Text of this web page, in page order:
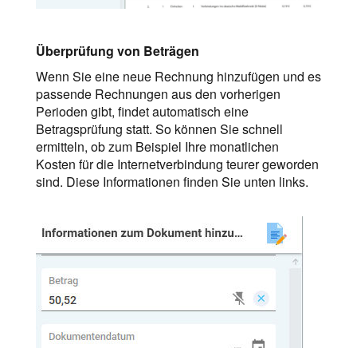
Überprüfung von Beträgen
Wenn Sie eine neue Rechnung hinzufügen und es
passende Rechnungen aus den vorherigen
Perioden gibt, findet automatisch eine
Betragsprüfung statt. So können Sie schnell
ermitteln, ob zum Beispiel Ihre monatlichen
Kosten für die Internetverbindung teurer geworden
sind. Diese Informationen finden Sie unten links.